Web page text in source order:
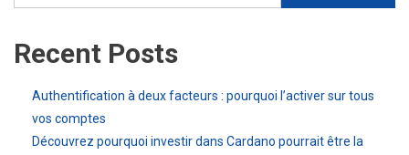
Recent Posts
Authentification à deux facteurs : pourquoi l’activer sur tous
vos comptes
Découvrez pourquoi investir dans Cardano pourrait être la